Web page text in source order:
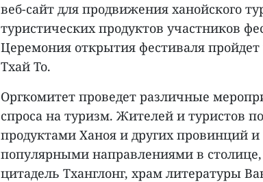
веб-сайт для продвижения ханойского
туристических продуктов участников
Церемония открытия фестиваля
Тхай То.
Оргкомитет проведет различные
спроса на туризм. Жителей и туристов
продуктами Ханоя и других провинций и
популярными направлениями в
цитадель Тханглонг, храм литературы